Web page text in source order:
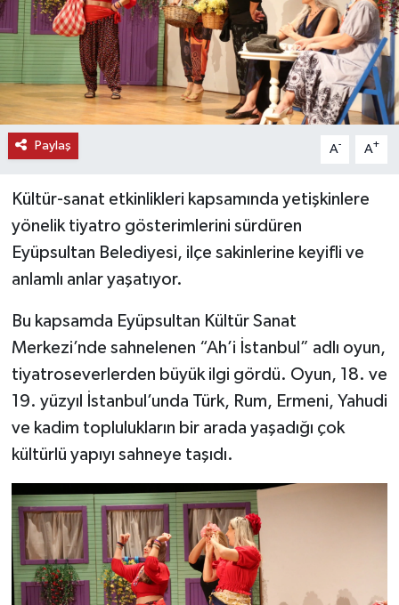
Paylaş A- A+
Kültür-sanat etkinlikleri kapsamında yetişkinlere
yönelik tiyatro gösterimlerini sürdüren
Eyüpsultan Belediyesi, ilçe sakinlerine keyifli ve
anlamlı anlar yaşatıyor.
Bu kapsamda Eyüpsultan Kültür Sanat
Merkezi’nde sahnelenen “Ah’i İstanbul” adlı oyun,
tiyatroseverlerden büyük ilgi gördü. Oyun, 18. ve
19. yüzyıl İstanbul’unda Türk, Rum, Ermeni, Yahudi
ve kadim toplulukların bir arada yaşadığı çok
kültürlü yapıyı sahneye taşıdı.
ÖZEL HABER
SAĞLIK
SPOR
TEKNOLOJİ
TİCARET
YAŞAM